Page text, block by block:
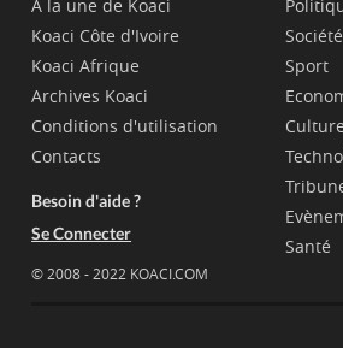
A la une de Koaci
Koaci Côte d'Ivoire
Koaci Afrique
Archives Koaci
Conditions d'utilisation
Contacts
Besoin d'aide ?
Se Connecter
© 2008 - 2022 KOACI.COM
Société
Sport
Culture
Santé